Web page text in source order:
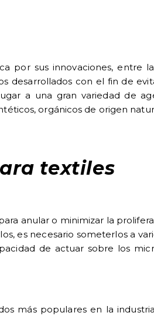
por sus innovaciones, entre
desarrollados con el fin de
a una gran variedad de
orgánicos de origen
textiles
anular o minimizar la
es necesario someterlos a
de actuar sobre los
más populares en la